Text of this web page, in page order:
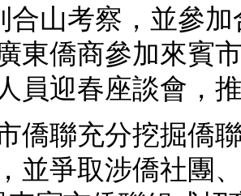
合山考察，並參
東僑商參加來賓
員迎春座談會，
聯充分挖掘僑聯
並爭取涉僑社團